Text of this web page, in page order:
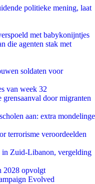
politieke mening, laat
met babykonijntjes
die agenten stak met
soldaten voor
van week 32
door migranten
aan: extra mondelinge
terrorisme veroordeelden
in Zuid-Libanon, vergelding
2028 opvolgt
Evolved